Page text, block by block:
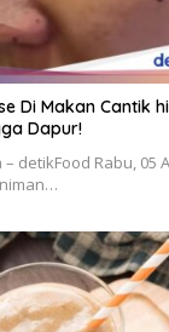
Di Makan Cantik
Dapur!
detikFood Rabu, 05